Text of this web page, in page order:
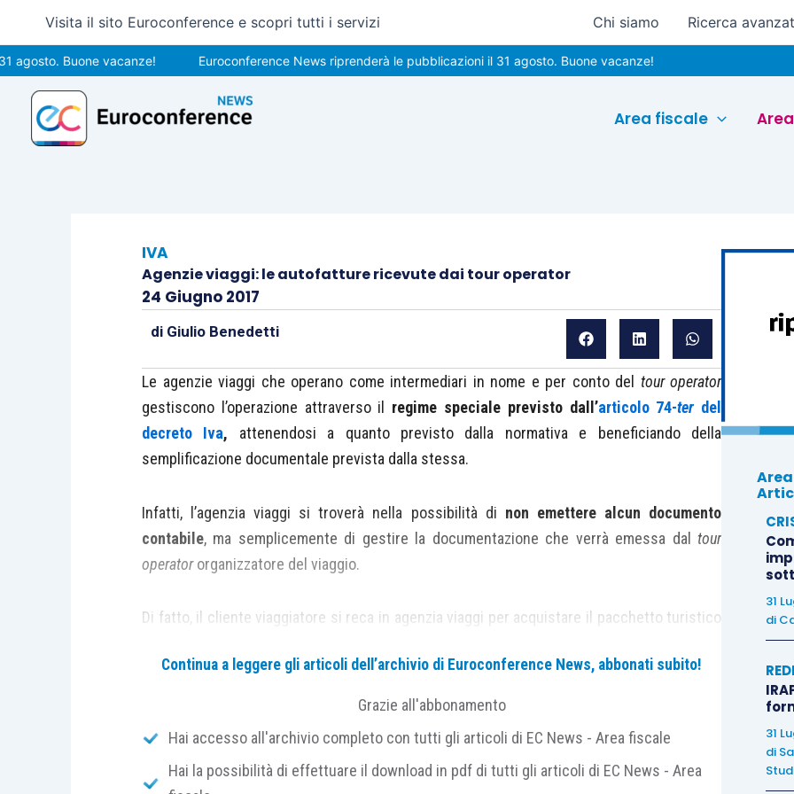
contenuto
Visita il sito Euroconference e scopri tutti i servizi Chi siamo Ricerca
Buone vacanze! Euroconference News riprenderà le pubblicazioni il 31 agosto. Buone vacanze!
Area fiscale
IVA
Agenzie viaggi: le autofatture ricevute dai tour operator
24 Giugno 2017
di Giulio Benedetti
Le agenzie viaggi che operano come intermediari in nome e per conto del tour operator
gestiscono l’operazione attraverso il regime speciale previsto dall’articolo 74-ter del
decreto Iva, attenendosi a quanto previsto dalla normativa e beneficiando della
semplificazione documentale prevista dalla stessa.
Infatti, l’agenzia viaggi si troverà nella possibilità di non emettere alcun documento
contabile, ma semplicemente di gestire la documentazione che verrà emessa daltour
operatororganizzatore del viaggio.
Di fatto, il cliente viaggiatore si reca in agenzia viaggi per acquistare il pacchetto turistico
conto deltour operatorstesso.
documentazione :
Continua a leggere gli articoli dell’archivio di Euroconference News, abbonati subito!
Grazie all'abbonamento
Hai accesso all'archivio completo con tutti gli articoli di EC News - Area fiscale
Hai la possibilità di effettuare il download in pdf di tutti gli articoli di EC News - Area
31
di
31
di